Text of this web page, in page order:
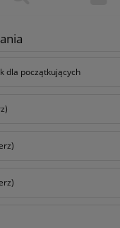
dla początkujących